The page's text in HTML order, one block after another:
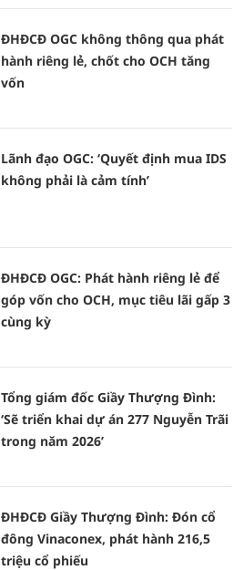
ĐHĐCĐ OGC không thông qua phát
hành riêng lẻ, chốt cho OCH tăng
vốn
Lãnh đạo OGC: ‘Quyết định mua IDS
không phải là cảm tính’
ĐHĐCĐ OGC: Phát hành riêng lẻ để
góp vốn cho OCH, mục tiêu lãi gấp 3
cùng kỳ
Tổng giám đốc Giầy Thượng Đình:
‘Sẽ triển khai dự án 277 Nguyễn Trãi
trong năm 2026’
ĐHĐCĐ Giầy Thượng Đình: Đón cổ
đông Vinaconex, phát hành 216,5
triệu cổ phiếu